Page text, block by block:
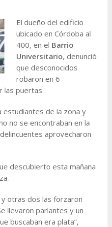
El dueño del edificio
ubicado en Córdoba al
400, en el Barrio
Universitario, denunció
que desconocidos
robaron en 6
las puertas.
estudiantes de la zona y
no se encontraban en la
aprovecharon
descubierto esta mañana
otras dos las forzaron
llevaron parlantes y un
buscaban era plata”,